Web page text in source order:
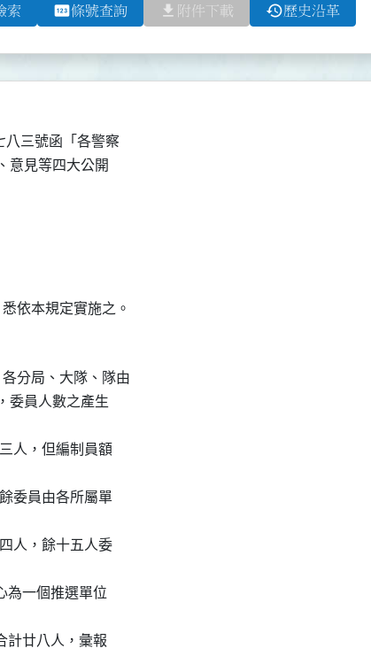
索 pin條號查詢 file_download 附件下載 history歷史沿革
八三號函「各警察
意見等四大公開
分局、大隊、隊由
委員人數之產生
人，但編制員額
餘委員由各所屬單
四人，餘十五人委
為一個推選單位
計廿八人，彙報